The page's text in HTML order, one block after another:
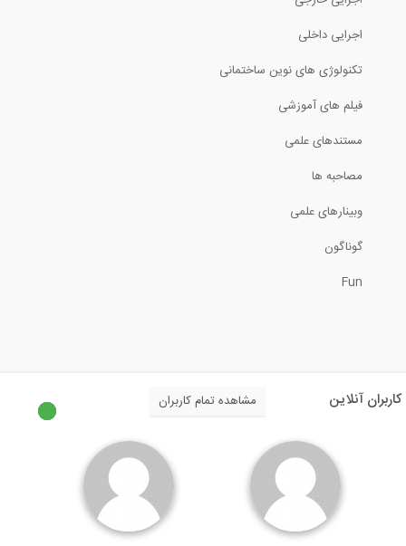
انجام چندین سری آزمایش بارگذاری 4 نقطه...
اجرایی داخلی
تکنولوژی های نوین ساختمانی
فیلم های آموزشی
مستندهای علمی
مصاحبه ها
وبینارهای علمی
گوناگون
Fun
کاربران آنلاین مشاهده تمام کاربران